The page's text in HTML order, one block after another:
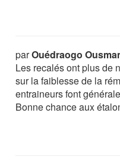
parOuédraogo
Les recalés ont plus de
sur la faiblesse de la
entraineurs font
Bonne chance aux